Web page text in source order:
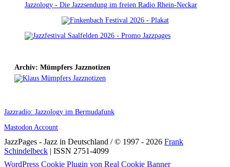
Jazzology - Die Jazzsendung im freien Radio Rhein-Neckar
Archiv: Mümpfers Jazznotizen
Jazzradio: Jazzology im Bermudafunk
Mastodon Account
JazzPages - Jazz in Deutschland / © 1997 - 2026 Frank
Schindelbeck | ISSN 2751-4099
Scroll
WordPress Cookie Plugin von Real Cookie Banner